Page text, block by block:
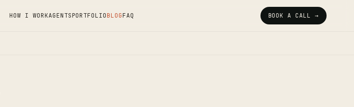
HOW I WORKAGENTSPORTFOLIOBLOGFAQ BOOK A CALL →